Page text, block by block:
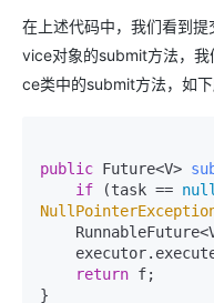
在上述代码中，我们看到
vice对象的submit方法，
ce类中的submit方法，如下
public Future<V>
if (task == null
return f;
}